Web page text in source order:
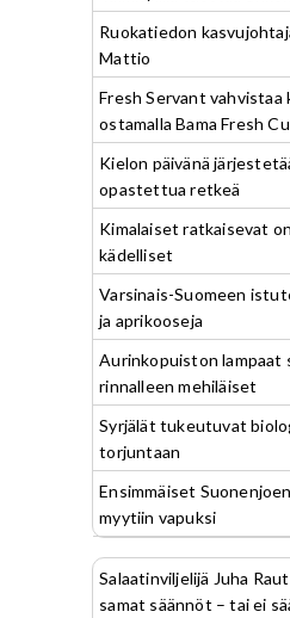
Ruokatiedon
Mattio
Fresh Servant vahvistaa
ostamalla Bama Fresh
Kielon päivänä
opastettua retkeä
Kimalaiset ratkaisevat
kädelliset
Varsinais-Suomeen
ja aprikooseja
Aurinkopuiston lampaat
rinnalleen mehiläiset
Syrjälät tukeutuvat
torjuntaan
Ensimmäiset
myytiin vapuksi
Salaatinviljelijä Juha
samat säännöt – tai ei